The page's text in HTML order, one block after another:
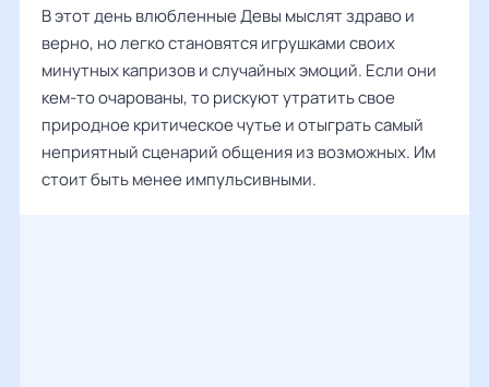
В этот день влюбленные Девы мыслят здраво и
верно, но легко становятся игрушками своих
минутных капризов и случайных эмоций. Если они
кем-то очарованы, то рискуют утратить свое
природное критическое чутье и отыграть самый
неприятный сценарий общения из возможных. Им
стоит быть менее импульсивными.